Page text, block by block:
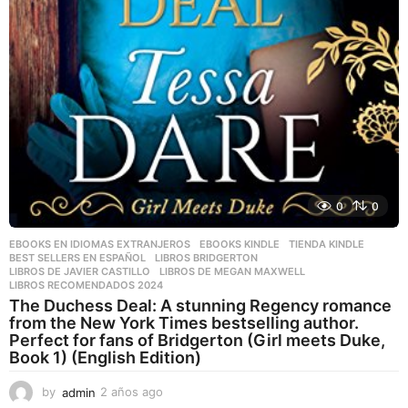
0 0
EBOOKS EN IDIOMAS EXTRANJEROS ,EBOOKS KINDLE ,TIENDA KINDLE
BEST SELLERS EN ESPAÑOL
,LIBROS BRIDGERTON
LIBROS DE JAVIER CASTILLO
,LIBROS DE MEGAN MAXWELL
LIBROS RECOMENDADOS 2024
The Duchess Deal: A stunning Regency romance
from the New York Times bestselling author.
Perfect for fans of Bridgerton (Girl meets Duke,
Book 1) (English Edition)
by admin 2 años ago